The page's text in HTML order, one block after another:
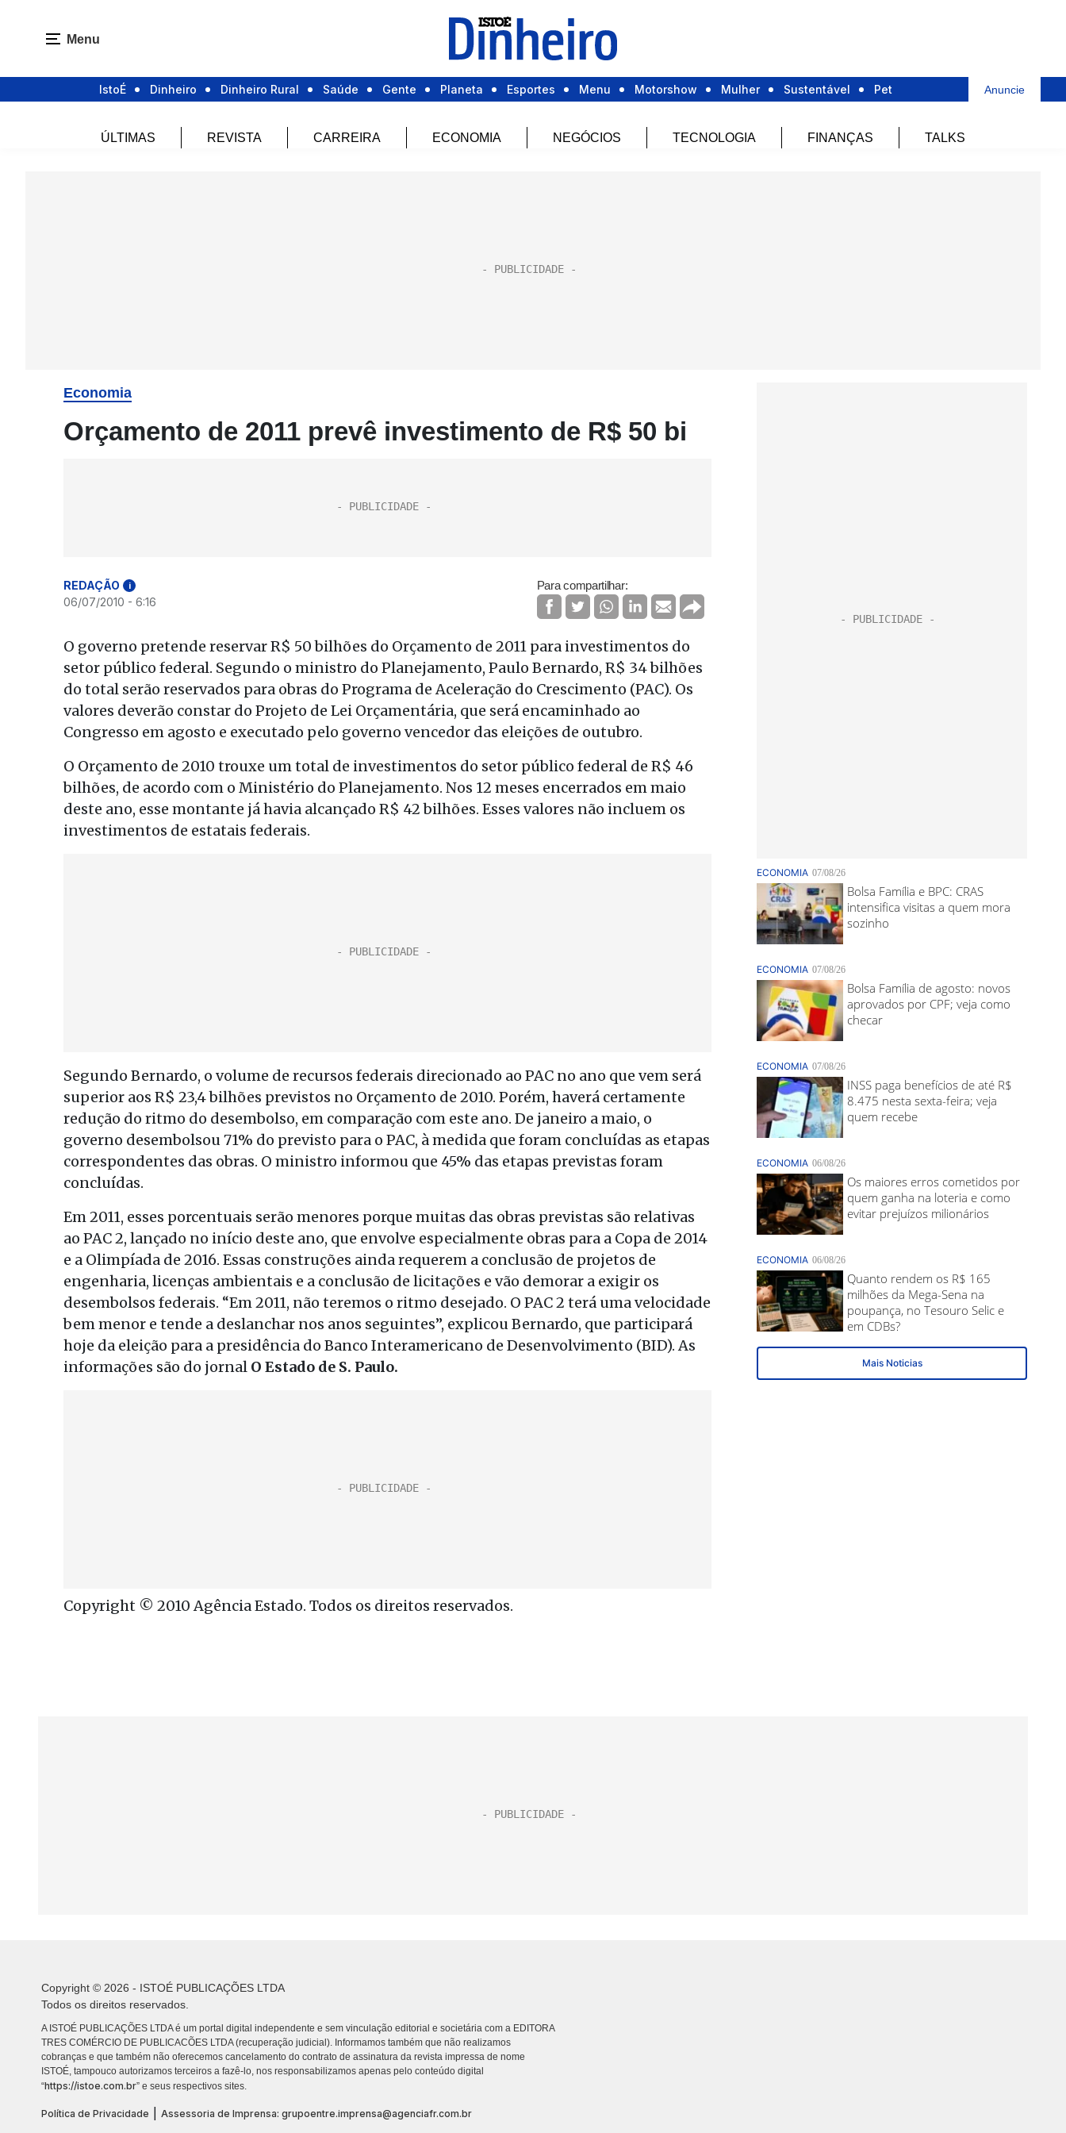
Menu
IstoÉ Dinheiro Dinheiro Rural Saúde Gente Planeta Esportes Menu Motorshow Mulher Sustentável Pet Anuncie
ÚLTIMAS REVISTA CARREIRA ECONOMIA NEGÓCIOS TECNOLOGIA FINANÇAS TALKS
Economia
Orçamento de 2011 prevê investimento de R$ 50 bi
REDAÇÃO i
06/07/2010 - 6:16
Para compartilhar:
O governo pretende reservar R$ 50 bilhões do Orçamento de 2011 para investimentos do
setor público federal. Segundo o ministro do Planejamento, Paulo Bernardo, R$ 34 bilhões
do total serão reservados para obras do Programa de Aceleração do Crescimento (PAC). Os
valores deverão constar do Projeto de Lei Orçamentária, que será encaminhado ao
Congresso em agosto e executado pelo governo vencedor das eleições de outubro.
O Orçamento de 2010 trouxe um total de investimentos do setor público federal de R$ 46
bilhões, de acordo com o Ministério do Planejamento. Nos 12 meses encerrados em maio
deste ano, esse montante já havia alcançado R$ 42 bilhões. Esses valores não incluem os
investimentos de estatais federais.
Segundo Bernardo, o volume de recursos federais direcionado ao PAC no ano que vem será
superior aos R$ 23,4 bilhões previstos no Orçamento de 2010. Porém, haverá certamente
redução do ritmo do desembolso, em comparação com este ano. De janeiro a maio, o
governo desembolsou 71% do previsto para o PAC, à medida que foram concluídas as etapas
correspondentes das obras. O ministro informou que 45% das etapas previstas foram
concluídas.
Em 2011, esses porcentuais serão menores porque muitas das obras previstas são relativas
ao PAC 2, lançado no início deste ano, que envolve especialmente obras para a Copa de 2014
e a Olimpíada de 2016. Essas construções ainda requerem a conclusão de projetos de
engenharia, licenças ambientais e a conclusão de licitações e vão demorar a exigir os
desembolsos federais. “Em 2011, não teremos o ritmo desejado. O PAC 2 terá uma velocidade
bem menor e tende a deslanchar nos anos seguintes”, explicou Bernardo, que participará
hoje da eleição para a presidência do Banco Interamericano de Desenvolvimento (BID). As
informações são do jornal O Estado de S. Paulo.
Copyright © 2010 Agência Estado. Todos os direitos reservados.
Copyright © 2026 - ISTOÉ PUBLICAÇÕES LTDA
Todos os direitos reservados.
A ISTOÉ PUBLICAÇÕES LTDA é um portal digital independente e sem vinculação editorial e societária com a EDITORA
TRES COMÉRCIO DE PUBLICACÕES LTDA (recuperação judicial). Informamos também que não realizamos
cobranças e que também não oferecemos cancelamento do contrato de assinatura da revista impressa de nome
ISTOÉ, tampouco autorizamos terceiros a fazê-lo, nos responsabilizamos apenas pelo conteúdo digital
“https://istoe.com.br” e seus respectivos sites.
Política de Privacidade Assessoria de Imprensa: grupoentre.imprensa@agenciafr.com.br